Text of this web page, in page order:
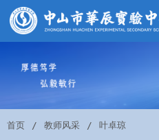
首页 教师风采 叶卓琼